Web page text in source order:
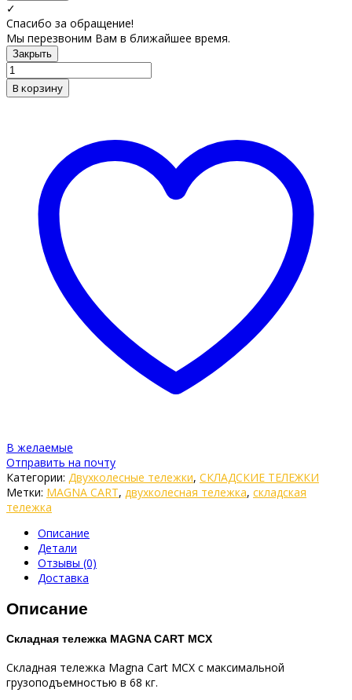
✓
Спасибо за обращение!
Мы перезвоним Вам в ближайшее время.
Закрыть
В корзину
В желаемые
Отправить на почту
Категории: Двухколесные тележки, СКЛАДСКИЕ ТЕЛЕЖКИ
Метки: MAGNA CART, двухколесная тележка, складская
тележка
Описание
Детали
Отзывы (0)
Доставка
Описание
Складная тележка MAGNA CART MCX
Складная тележка Magna Cart MCХ c максимальной
грузоподъемностью в 68 кг.